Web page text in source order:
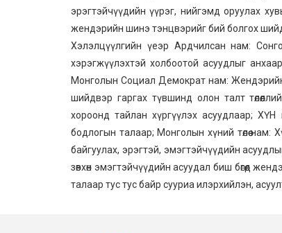
эрэгтэйчүүдийн үүрэг, нийгэмд оруулах
жендэрийн шинэ тэнцвэрийг бий болгох
Хэлэлцүүлгийн үеэр Ардчилсан нам:
хэрэгжүүлэхтэй холбоотой асуудлыг
Монголын Социал Демократ нам: Жендэрийн
шийдвэр гаргах түвшинд олон талт
хороонд тайлан хүргүүлэх асуудлаар;
бодлогын талаар; Монголын хүний төлөө
байгуулах, эрэгтэй, эмэгтэйчүүдийн
зөвхөн эмэгтэйчүүдийн асуудал биш бөгөөд
талаар тус тус байр сууриа илэрхийлэн,